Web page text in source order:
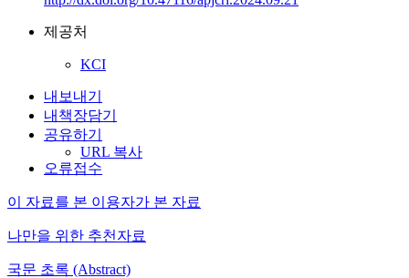
제공처
KCI
내보내기
내책장담기
공유하기
URL 복사
오류접수
이 자료를 본 이용자가 본 자료
나만을 위한 추천자료
국문 초록 (Abstract)